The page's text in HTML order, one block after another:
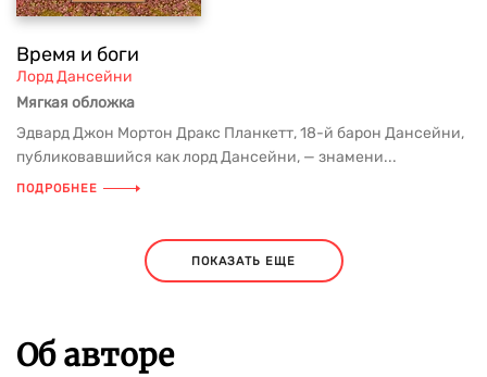
Время и боги
Лорд Дансейни
Мягкая обложка
Эдвард Джон Мортон Дракс Планкетт, 18-й барон Дансейни,
публиковавшийся как лорд Дансейни, — знамени...
ПОДРОБНЕЕ
ПОКАЗАТЬ ЕЩЕ
Об авторе